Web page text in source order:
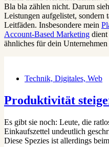
Bla bla zählen nicht. Darum
Leistungen aufgelistet, sondern
Leitfäden. Insbesondere mein
Account-Based Marketing
ähnliches für dein
Technik, Digitales, Web
Produktivität
Es gibt sie noch: Leute, die
Einkaufszettel undeutlich
Diese Spezies ist allerdings